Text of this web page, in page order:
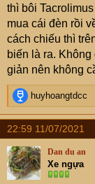
thì bôi
mua cái đèn rồi
cách chiếu thì
biến là ra.
giản nên không
R
e
a
c
t
i
o
huyhoangtdcc
22:59 11/07/2021
Dan du an
Xe ngựa